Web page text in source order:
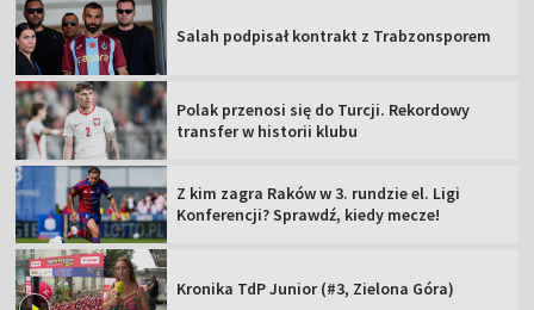
Salah podpisał kontrakt z Trabzonsporem
Polak przenosi się do Turcji. Rekordowy
transfer w historii klubu
Z kim zagra Raków w 3. rundzie el. Ligi
Konferencji? Sprawdź, kiedy mecze!
Kronika TdP Junior (#3, Zielona Góra)